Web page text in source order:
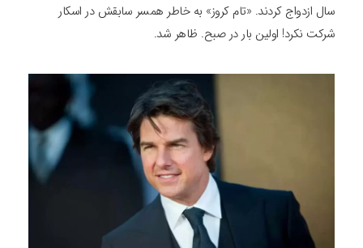
سال ازدواج کردند. «تام کروز» به خاطر همسر سابقش در اسکار
شرکت نکرد! اولین بار در صبح. ظاهر شد.